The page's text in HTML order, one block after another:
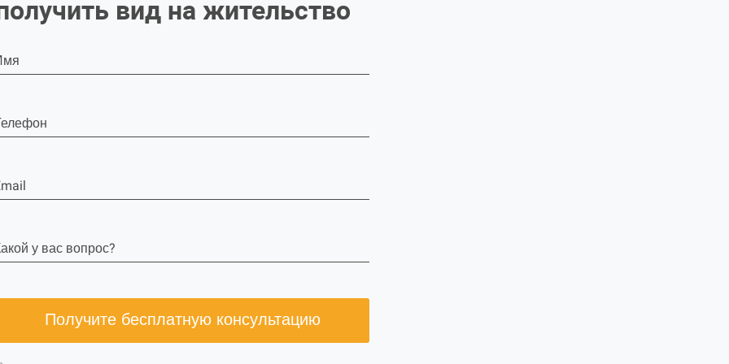
вид на жительство
у вас вопрос?
Получите бесплатную консультацию